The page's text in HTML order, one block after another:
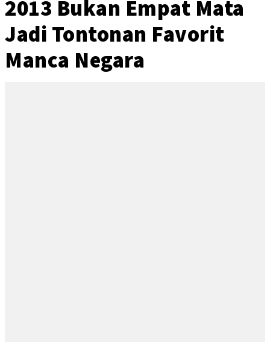
2013 Bukan Empat Mata
Jadi Tontonan Favorit
Manca Negara